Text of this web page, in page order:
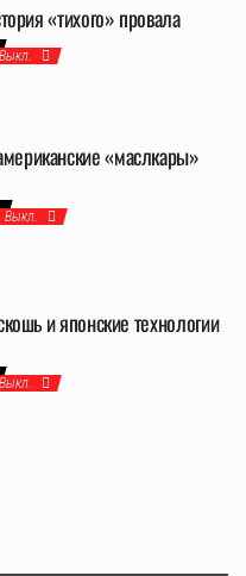
«тихого» провала
Выкл.
«маслкары»
Выкл.
и японские технологии
Выкл.